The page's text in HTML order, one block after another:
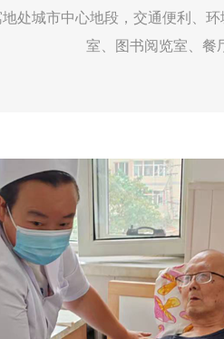
城市中心地段，交通便利、环
室、图书阅览室、